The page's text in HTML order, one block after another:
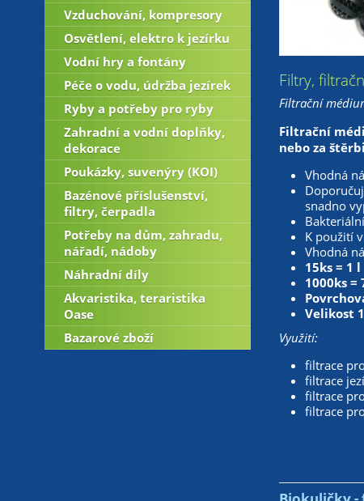
Filtry,
Filtrační
Filtrační
nebo za
Vhodná
snadno
K použití
Vhodná
15ks = 1 l
1000ks =
Velikost
Využití:
filtrace
filtrace
filtrace
filtrace
Vzduchování, kompresory
Osvětlení, elektro k jezírku
Vodní hry a fontány
Péče o vodu, údržba jezírek
Ryby a potřeby pro ryby
Zahradní a vodní doplňky,
dekorace
Poukázky, suvenýry (KOI)
Bazénové příslušenství,
filtry, čerpadla
Potřeby na dům, zahradu,
nářadí, nádoby
Náhradní díly
Akvaristika, teraristika
Oase
Bazarové zboží